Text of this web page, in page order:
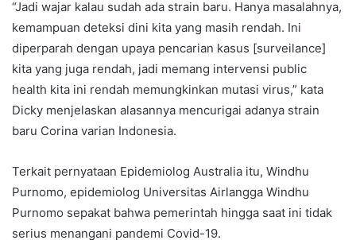
“Jadi wajar kalau sudah ada strain baru. Hanya masalahnya,
kemampuan deteksi dini kita yang masih rendah. Ini
diperparah dengan upaya pencarian kasus [surveilance]
kita yang juga rendah, jadi memang intervensi public
health kita ini rendah memungkinkan mutasi virus,” kata
Dicky menjelaskan alasannya mencurigai adanya strain
baru Corina varian Indonesia.
Terkait pernyataan Epidemiolog Australia itu, Windhu
Purnomo, epidemiolog Universitas Airlangga Windhu
Purnomo sepakat bahwa pemerintah hingga saat ini tidak
serius menangani pandemi Covid-19.